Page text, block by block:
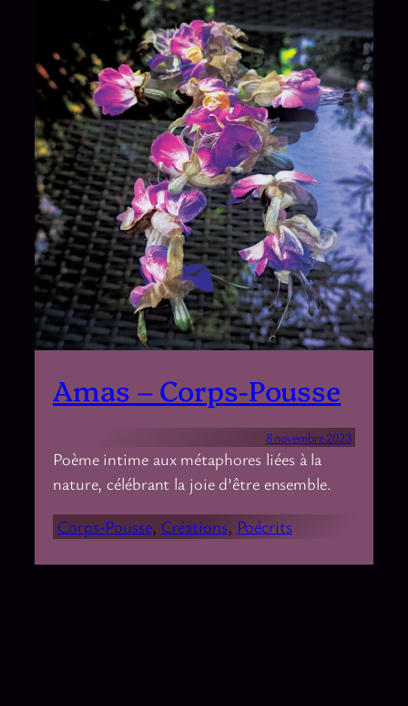
Amas – Corps-Pousse
8 novembre 2023
Poème intime aux métaphores liées à la
nature, célébrant la joie d’être ensemble.
Corps-Pousse, Créations, Poécrits